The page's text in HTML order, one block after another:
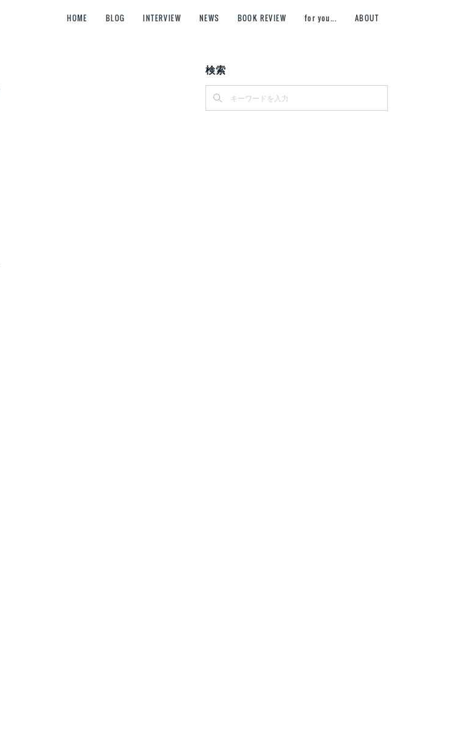
HOME BLOG INTERVIEW NEWS BOOK REVIEW for you... ABOUT
検索